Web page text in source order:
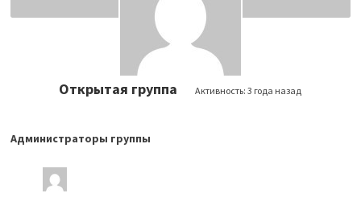
Открытая группа Активность:3 года назад
Лидеры
группы
Администраторы группы